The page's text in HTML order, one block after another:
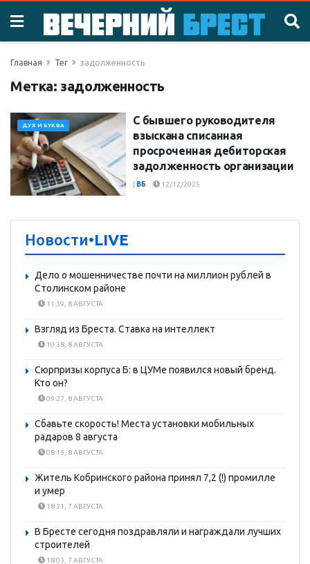
Главная Тег задолженность
Метка: задолженность
ДУХ И БУКВА
С бывшего руководителя
взыскана списанная
просроченная дебиторская
задолженность организации
| ВБ 12/12/2025
Новости•LIVE
Дело о мошенничестве почти на миллион рублей в
Столинском районе
11:39, 8 АВГУСТА
Взгляд из Бреста. Ставка на интеллект
10:38, 8 АВГУСТА
Сюрпризы корпуса Б: в ЦУМе появился новый бренд.
Кто он?
09:27, 8 АВГУСТА
Сбавьте скорость! Места установки мобильных
радаров 8 августа
08:15, 8 АВГУСТА
Житель Кобринского района принял 7,2 (!) промилле
и умер
18:21, 7 АВГУСТА
В Бресте сегодня поздравляли и награждали лучших
строителей
18:03, 7 АВГУСТА